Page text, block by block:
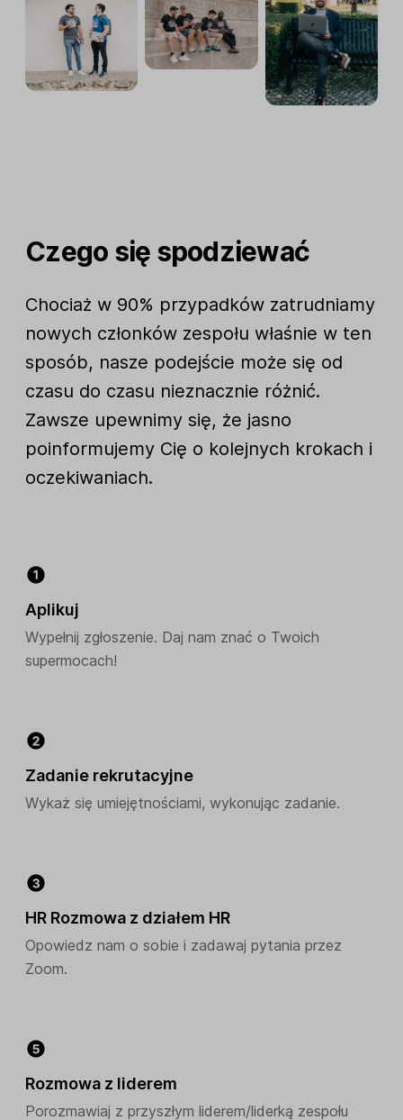
Czego się spodziewać
Chociaż w 90% przypadków zatrudniamy
nowych członków zespołu właśnie w ten
sposób, nasze podejście może się od
czasu do czasu nieznacznie różnić.
Zawsze upewnimy się, że jasno
poinformujemy Cię o kolejnych krokach i
oczekiwaniach.
Aplikuj
Wypełnij zgłoszenie. Daj nam znać o Twoich
supermocach!
Zadanie rekrutacyjne
Wykaż się umiejętnościami, wykonując zadanie.
HR Rozmowa z działem HR
Opowiedz nam o sobie i zadawaj pytania przez
Zoom.
Rozmowa z liderem
Porozmawiaj z przyszłym liderem/liderką zespołu